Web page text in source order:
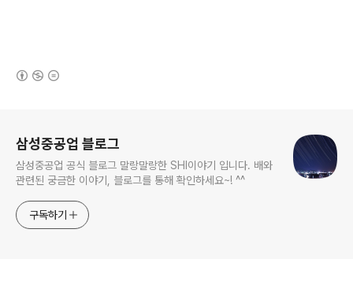
삼성중공업 블로그
삼성중공업 공식 블로그 말랑말랑한 SHI이야기 입니다. 배와
관련된 궁금한 이야기, 블로그를 통해 확인하세요~! ^^
구독하기